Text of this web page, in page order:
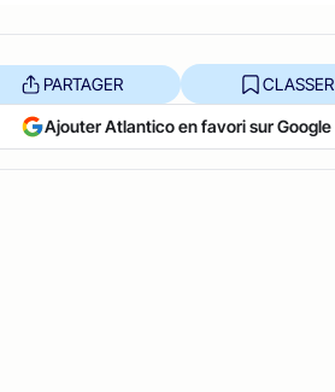
PARTAGER CLASSER
Ajouter Atlantico en favori sur Google